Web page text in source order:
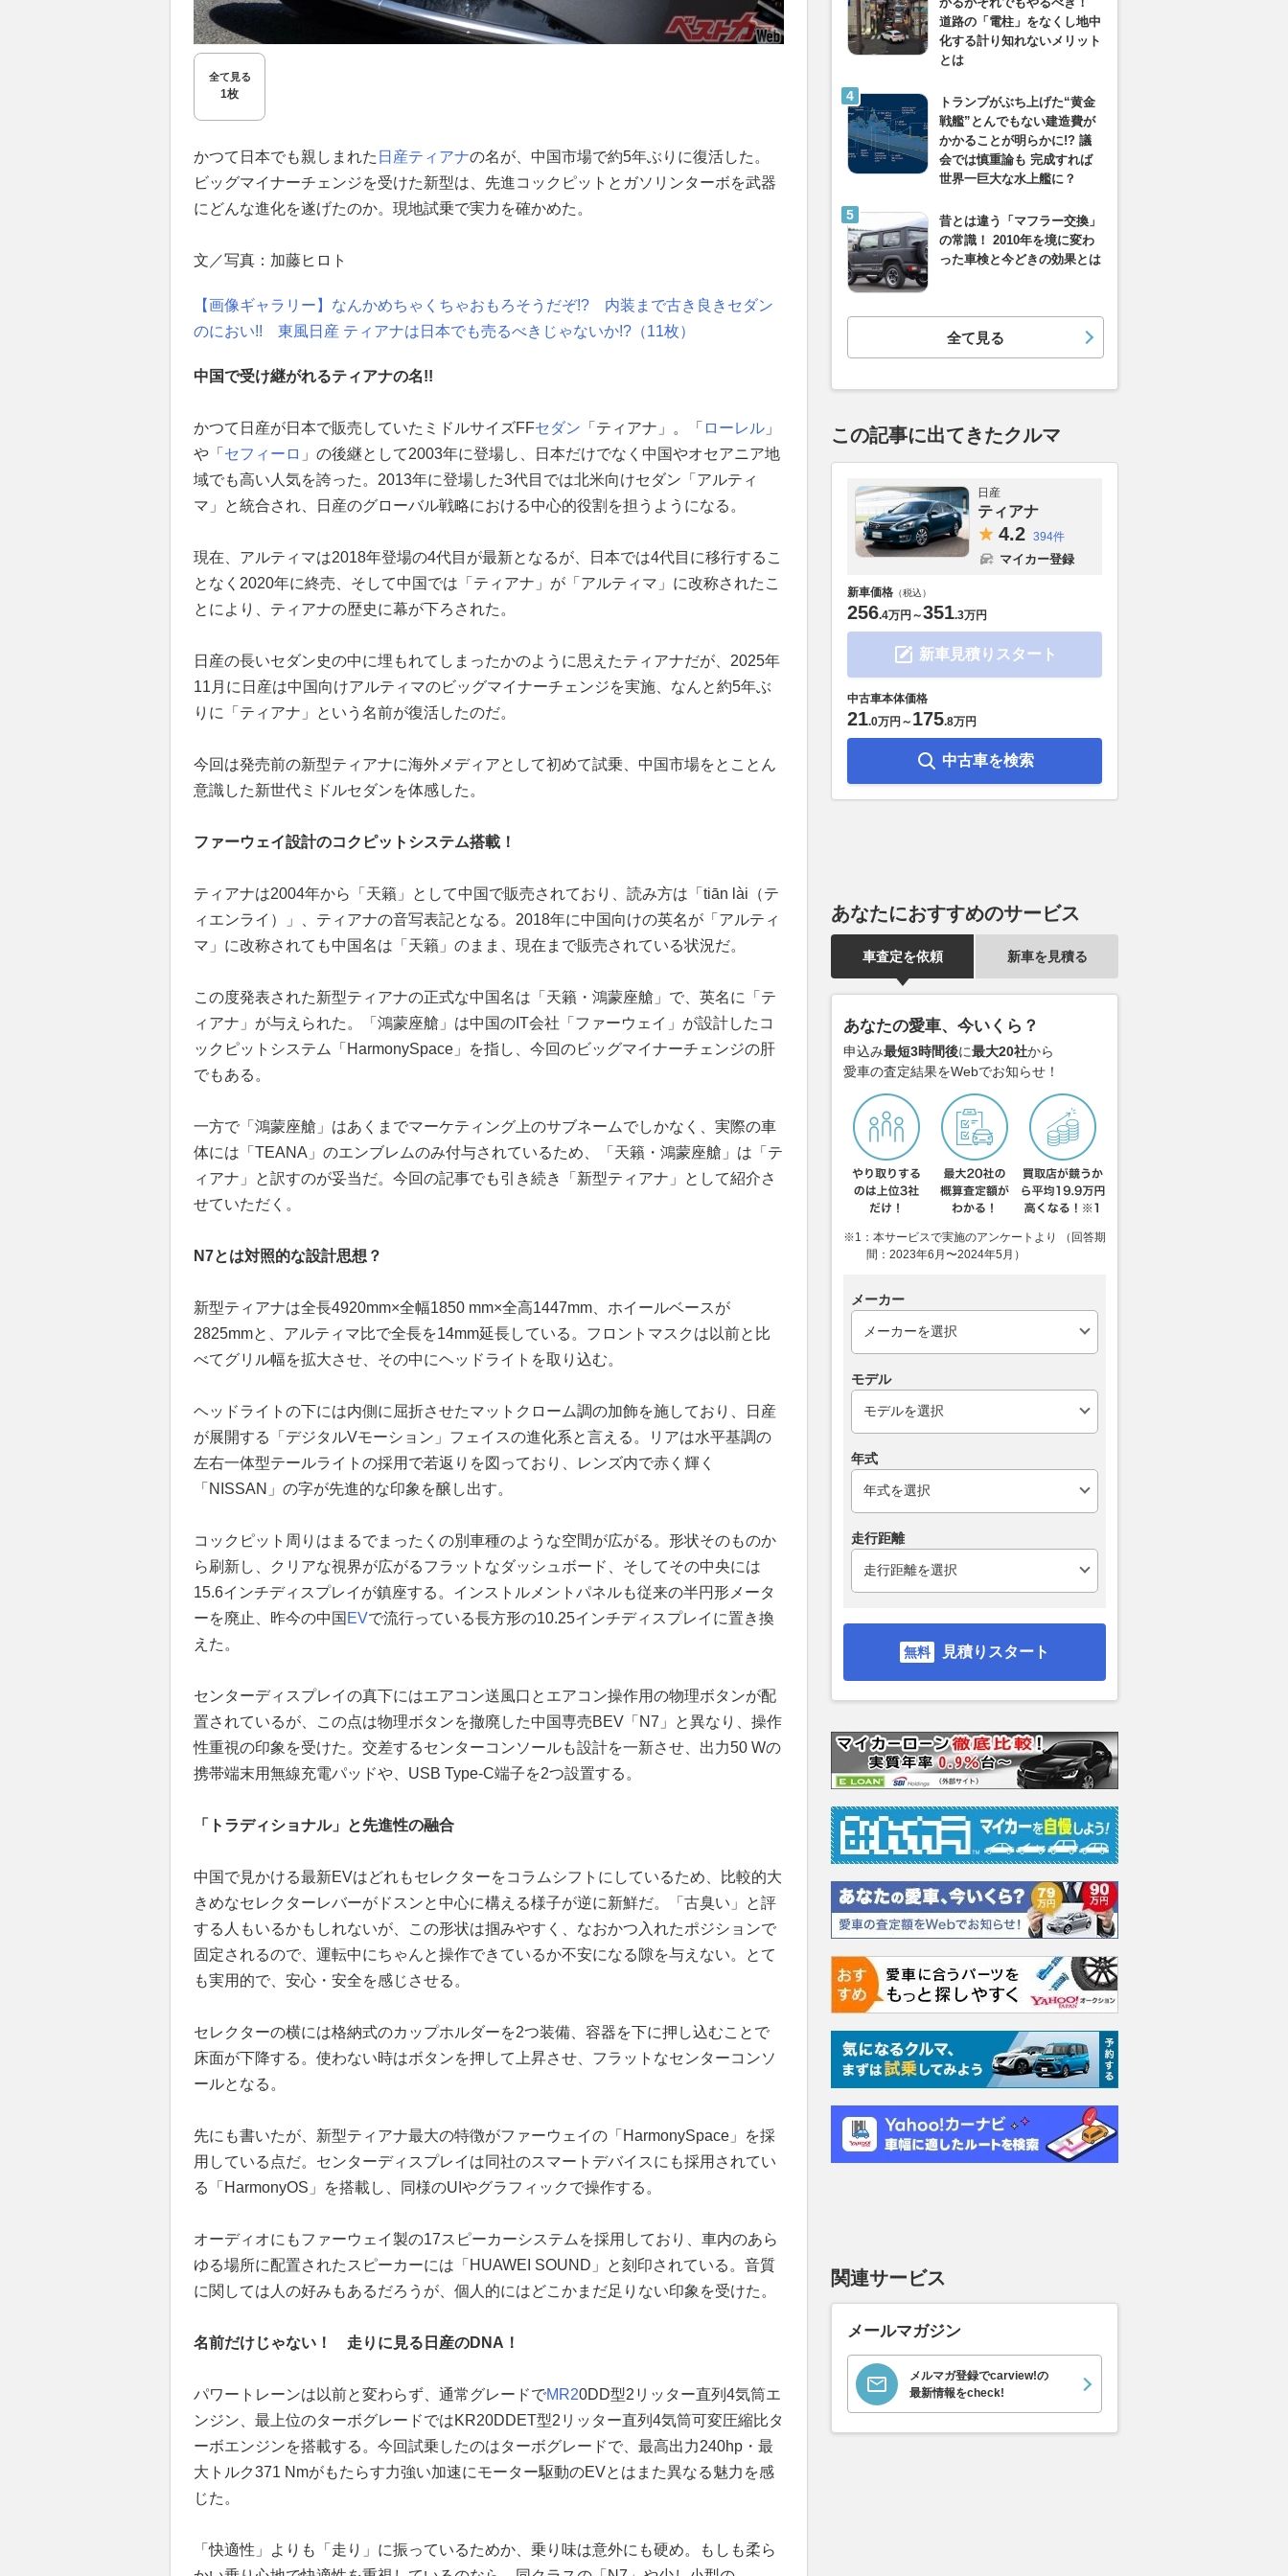
全て見る
1枚
かつて日本でも親しまれた 日産ティアナの名が、中国市場で約5年ぶりに復活した。
ビッグマイナーチェンジを受けた新型は、先進コックピットとガソリンターボを武器
にどんな進化を遂げたのか。現地試乗で実力を確かめた。
文／写真：加藤ヒロト
【画像ギャラリー】なんかめちゃくちゃおもろそうだぞ!? 内装まで古き良きセダン
のにおい!! 東風日産 ティアナは日本でも売るべきじゃないか!?（11枚）
中国で受け継がれるティアナの名!!
かつて日産が日本で販売していたミドルサイズFFセダン 「ティアナ」。「 ローレル 」
や「 セフィーロ 」の後継として2003年に登場し、日本だけでなく中国やオセアニア地
域でも高い人気を誇った。2013年に登場した3代目では北米向けセダン「アルティ
マ」と統合され、日産のグローバル戦略における中心的役割を担うようになる。
現在、アルティマは2018年登場の4代目が最新となるが、日本では4代目に移行するこ
となく2020年に終売、そして中国では「ティアナ」が「アルティマ」に改称されたこ
とにより、ティアナの歴史に幕が下ろされた。
日産の長いセダン史の中に埋もれてしまったかのように思えたティアナだが、2025年
11月に日産は中国向けアルティマのビッグマイナーチェンジを実施、なんと約5年ぶ
りに「ティアナ」という名前が復活したのだ。
今回は発売前の新型ティアナに海外メディアとして初めて試乗、中国市場をとことん
意識した新世代ミドルセダンを体感した。
ファーウェイ設計のコクピットシステム搭載！
ティアナは2004年から「天籟」として中国で販売されており、読み方は「tiān lài（テ
ィエンライ）」、ティアナの音写表記となる。2018年に中国向けの英名が「アルティ
マ」に改称されても中国名は「天籟」のまま、現在まで販売されている状況だ。
この度発表された新型ティアナの正式な中国名は「天籟・鴻蒙座艙」で、英名に「テ
ィアナ」が与えられた。「鴻蒙座艙」は中国のIT会社「ファーウェイ」が設計したコ
ックピットシステム「HarmonySpace」を指し、今回のビッグマイナーチェンジの肝
でもある。
一方で「鴻蒙座艙」はあくまでマーケティング上のサブネームでしかなく、実際の車
体には「TEANA」のエンブレムのみ付与されているため、「天籟・鴻蒙座艙」は「テ
ィアナ」と訳すのが妥当だ。今回の記事でも引き続き「新型ティアナ」として紹介さ
せていただく。
N7とは対照的な設計思想？
新型ティアナは全長4920mm×全幅1850 mm×全高1447mm、ホイールベースが
2825mmと、アルティマ比で全長を14mm延長している。フロントマスクは以前と比
べてグリル幅を拡大させ、その中にヘッドライトを取り込む。
ヘッドライトの下には内側に屈折させたマットクローム調の加飾を施しており、日産
が展開する「デジタルVモーション」フェイスの進化系と言える。リアは水平基調の
左右一体型テールライトの採用で若返りを図っており、レンズ内で赤く輝く
「NISSAN」の字が先進的な印象を醸し出す。
コックピット周りはまるでまったくの別車種のような空間が広がる。形状そのものか
ら刷新し、クリアな視界が広がるフラットなダッシュボード、そしてその中央には
15.6インチディスプレイが鎮座する。インストルメントパネルも従来の半円形メータ
ーを廃止、昨今の中国 EVで流行っている長方形の10.25インチディスプレイに置き換
えた。
センターディスプレイの真下にはエアコン送風口とエアコン操作用の物理ボタンが配
置されているが、この点は物理ボタンを撤廃した中国専売BEV「N7」と異なり、操作
性重視の印象を受けた。交差するセンターコンソールも設計を一新させ、出力50 Wの
携帯端末用無線充電パッドや、USB Type-C端子を2つ設置する。
「トラディショナル」と先進性の融合
中国で見かける最新EVはどれもセレクターをコラムシフトにしているため、比較的大
きめなセレクターレバーがドスンと中心に構える様子が逆に新鮮だ。「古臭い」と評
する人もいるかもしれないが、この形状は掴みやすく、なおかつ入れたポジションで
固定されるので、運転中にちゃんと操作できているか不安になる隙を与えない。とて
も実用的で、安心・安全を感じさせる。
セレクターの横には格納式のカップホルダーを2つ装備、容器を下に押し込むことで
床面が下降する。使わない時はボタンを押して上昇させ、フラットなセンターコンソ
ールとなる。
先にも書いたが、新型ティアナ最大の特徴がファーウェイの「HarmonySpace」を採
用している点だ。センターディスプレイは同社のスマートデバイスにも採用されてい
る「HarmonyOS」を搭載し、同様のUIやグラフィックで操作する。
オーディオにもファーウェイ製の17スピーカーシステムを採用しており、車内のあら
ゆる場所に配置されたスピーカーには「HUAWEI SOUND」と刻印されている。音質
に関しては人の好みもあるだろうが、個人的にはどこかまだ足りない印象を受けた。
名前だけじゃない！ 走りに見る日産のDNA！
パワートレーンは以前と変わらず、通常グレードでMR20DD型2リッター直列4気筒エ
ンジン、最上位のターボグレードではKR20DDET型2リッター直列4気筒可変圧縮比タ
ーボエンジンを搭載する。今回試乗したのはターボグレードで、最高出力240hp・最
大トルク371 Nmがもたらす力強い加速にモーター駆動のEVとはまた異なる魅力を感
じた。
「快適性」よりも「走り」に振っているためか、乗り味は意外にも硬め。もしも柔ら
道路の「電柱」をなくし地中
化する計り知れないメリット
とは
トランプがぶち上げた“黄金
戦艦”とんでもない建造費が
かかることが明らかに!? 議
会では慎重論も 完成すれば
世界一巨大な水上艦に？
昔とは違う「マフラー交換」
の常識！ 2010年を境に変わ
った車検と今どきの効果とは
全て見る
この記事に出てきたクルマ
日産
ティアナ
4.2 394件
マイカー登録
新車価格 （税込）
256.4万円 ～351.3万円
新車見積りスタート
中古車本体価格
21.0万円 ～ 175.8万円
中古車を検索
あなたにおすすめのサービス
車査定を依頼 新車を見積る
あなたの愛車、今いくら？
申込み最短3時間後に最大20社から
愛車の査定結果をWebでお知らせ！
※1：本サービスで実施のアンケートより （回答期
間：2023年6月〜2024年5月）
メーカー
モデル
年式
走行距離
見積りスタート
関連サービス
メールマガジン
メルマガ登録でcarview!の
最新情報をcheck!